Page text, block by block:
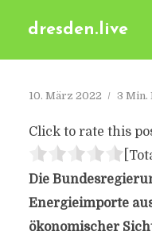
dresden.live
10. März 2022 3 Min.
Click to rate this
Die
Energieimporte
ökonomischer